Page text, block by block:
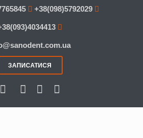
+38(098)5792029
ЗАПИСАТИСЯ